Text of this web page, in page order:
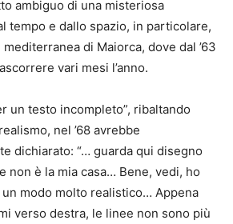
ambiguo di una misteriosa
tempo e dallo spazio, in particolare,
mediterranea di Maiorca, dove dal ’63
vari mesi l’anno.
un testo incompleto”, ribaltando
nel ’68 avrebbe
dichiarato: “… guarda qui disegno
non è la mia casa… Bene, vedi, ho
modo molto realistico… Appena
verso destra, le linee non sono più